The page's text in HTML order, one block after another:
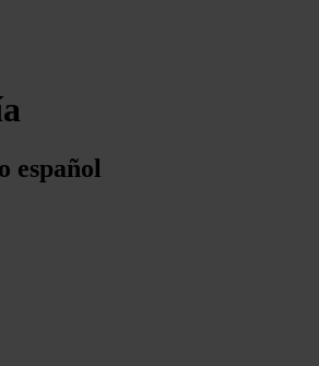
español